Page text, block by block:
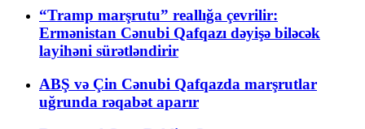
“Tramp marşrutu” reallığa çevrilir:
Ermənistan Cənubi Qafqazı dəyişə biləcək
layihəni sürətləndirir
ABŞ və Çin Cənubi Qafqazda marşrutlar
uğrunda rəqabət aparır